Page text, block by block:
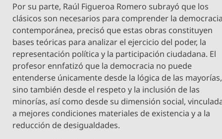
Por su parte, Raúl Figueroa Romero subrayó que los
clásicos son necesarios para comprender la
contemporánea, precisó que estas obras constituyen
bases teóricas para analizar el ejercicio del poder, la
representación política y la participación ciudadana. El
profesor ennfatizó que la democracia no puede
entenderse únicamente desde la lógica de las mayorías,
sino también desde el respeto y la inclusión de las
minorías, así como desde su dimensión social,
a mejores condiciones materiales de existencia y a la
reducción de desigualdades.